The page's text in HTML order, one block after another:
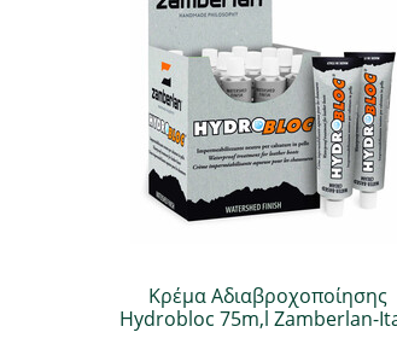
Κρέμα Αδιαβροχοποίησης
Hydrobloc 75m,l Zamberlan-